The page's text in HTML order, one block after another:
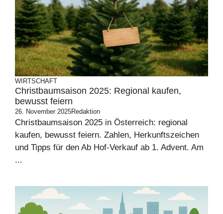
WIRTSCHAFT
Christbaumsaison 2025: Regional kaufen,
bewusst feiern
26. November 2025Redaktion
Christbaumsaison 2025 in Österreich: regional
kaufen, bewusst feiern. Zahlen, Herkunftszeichen
und Tipps für den Ab Hof-Verkauf ab 1. Advent. Am
...